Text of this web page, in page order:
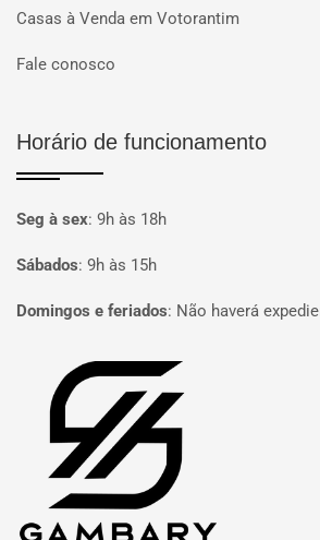
Casas à Venda em Votorantim
Fale conosco
Horário de funcionamento
Seg à sex: 9h às 18h
Sábados: 9h às 15h
Domingos e feriados: Não haverá
Página inicial